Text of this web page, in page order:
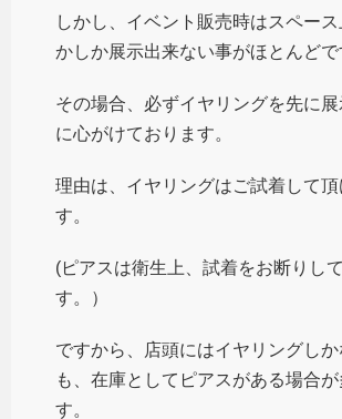
しかし、イベント販売時はスペー
かしか展示出来ない事がほとんどで
その場合、必ずイヤリングを先に展
に心がけております。
理由は、イヤリングはご試着して
す。
(ピアスは衛生上、試着をお断りし
す。）
ですから、店頭にはイヤリングし
も、在庫としてピアスがある場合が
す。